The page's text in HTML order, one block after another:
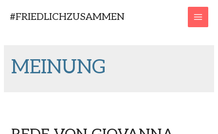
Inhalt#FRIEDLICHZUSAMMEN
MEINUNG